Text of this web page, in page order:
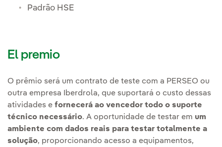
Padrão HSE
El premio
O prêmio será um contrato de teste com a PERSEO ou
outra empresa Iberdrola, que suportará o custo dessas
atividades e fornecerá ao vencedor todo o suporte
técnico necessário. A oportunidade de testar em um
ambiente com dados reais para testar totalmente a
solução, proporcionando acesso a equipamentos,